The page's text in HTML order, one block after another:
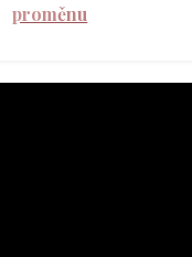
proměnu